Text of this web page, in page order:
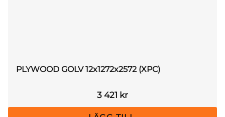
PLYWOOD GOLV 12x1272x2572 (XPC)
3 421 kr